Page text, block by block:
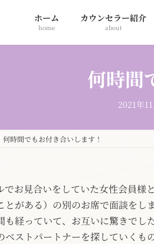
ホーム
home
カウンセラー紹介
about
何時間
2021年
何時間でもお付き合いします！
でお見合いをしていた女性会員様
がある）の別のお席で面談をしま
も経っていて、お互いに驚きでし
ベストパートナーを探していくも